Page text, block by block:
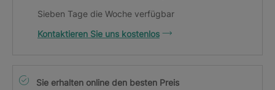
Sieben Tage die Woche verfügbar
Kontaktieren Sie uns kostenlos
Sie erhalten online den besten Preis